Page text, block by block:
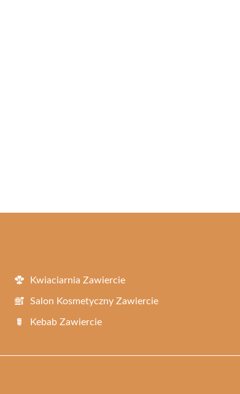
Kwiaciarnia Zawiercie
Salon Kosmetyczny Zawiercie
Kebab Zawiercie